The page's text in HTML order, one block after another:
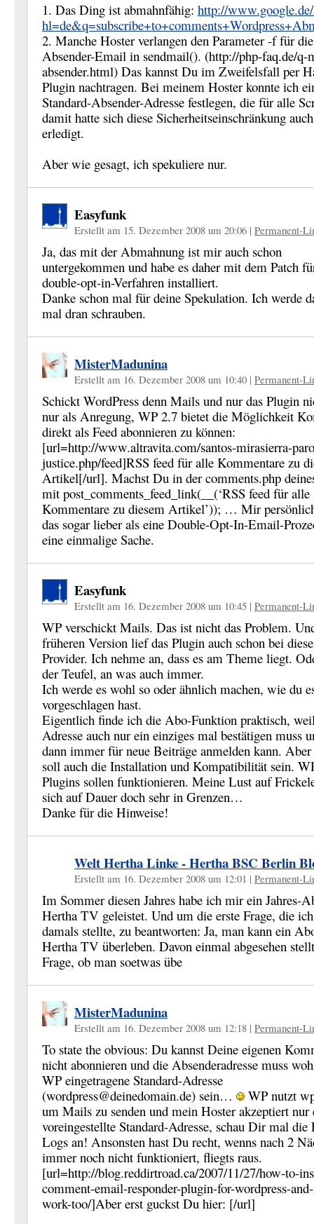
1. Das Ding ist abmahnfähig: http://www.google.de/
2. Manche Hoster verlangen den Parameter -f für die
Absender-Email in sendmail(). (http://php-faq.de/q-
absender.html) Das kannst Du im Zweifelsfall per
Plugin nachtragen. Bei meinem Hoster konnte ich
Standard-Absender-Adresse festlegen, die für alle
damit hatte sich diese Sicherheitseinschränkung
erledigt.
Aber wie gesagt, ich spekuliere nur.
Easyfunk
Erstellt am 15. Dezember 2008 um 20:06 | Permanent-
Ja, das mit der Abmahnung ist mir auch schon
untergekommen und habe es daher mit dem Patch
double-opt-in-Verfahren installiert.
Danke schon mal für deine Spekulation. Ich werde
mal dran schrauben.
MisterMadunina
Erstellt am 16. Dezember 2008 um 10:40 | Permanent-
Schickt WordPress denn Mails und nur das Plugin
nur als Anregung, WP 2.7 bietet die Möglichkeit
direkt als Feed abonnieren zu können:
[url=http://www.altravita.com/santos-mirasierra-
justice.php/feed]RSS feed für alle Kommentare zu
Artikel[/url]. Machst Du in der comments.php
mit post_comments_feed_link(__(‘RSS feed für alle
Kommentare zu diesem Artikel’)); … Mir
das sogar lieber als eine Double-Opt-In-Email-
eine einmalige Sache.
Easyfunk
Erstellt am 16. Dezember 2008 um 10:45 | Permanent-
WP verschickt Mails. Das ist nicht das Problem.
früheren Version lief das Plugin auch schon bei
Provider. Ich nehme an, dass es am Theme liegt.
der Teufel, an was auch immer.
Ich werde es wohl so oder ähnlich machen, wie du
vorgeschlagen hast.
Eigentlich finde ich die Abo-Funktion praktisch,
Adresse auch nur ein einziges mal bestätigen muss
dann immer für neue Beiträge anmelden kann.
soll auch die Installation und Kompatibilität sein.
Plugins sollen funktionieren. Meine Lust auf
sich auf Dauer doch sehr in Grenzen…
Danke für die Hinweise!
Welt Hertha Linke - Hertha BSC Berlin
Erstellt am 16. Dezember 2008 um 12:01 | Permanent-
Im Sommer diesen Jahres habe ich mir ein Jahres-
Hertha TV geleistet. Und um die erste Frage, die
damals stellte, zu beantworten: Ja, man kann ein
Hertha TV überleben. Davon einmal abgesehen
Frage, ob man soetwas übe
MisterMadunina
Erstellt am 16. Dezember 2008 um 12:18 | Permanent-
To state the obvious: Du kannst Deine eigenen
nicht abonnieren und die Absenderadresse muss
WP eingetragene Standard-Adresse
(wordpress@deinedomain.de) sein…
WP nutzt
um Mails zu senden und mein Hoster akzeptiert nur
voreingestellte Standard-Adresse, schau Dir mal die
Logs an! Ansonsten hast Du recht, wenns nach 2
immer noch nicht funktioniert, fliegts raus.
[url=http://blog.reddirtroad.ca/2007/11/27/how-to-
comment-email-responder-plugin-for-wordpress-
work-too/]Aber erst guckst Du hier: [/url]